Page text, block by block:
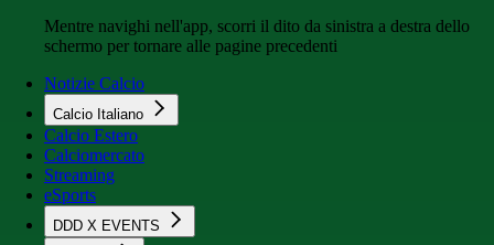
Mentre navighi nell'app, scorri il dito da sinistra a destra dello
schermo per tornare alle pagine precedenti
Notizie Calcio
Calcio Italiano
Calcio Estero
Calciomercato
Streaming
eSports
DDD X EVENTS